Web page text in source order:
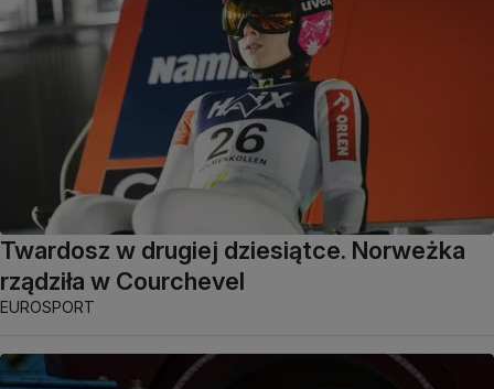
Twardosz w drugiej dziesiątce. Norweżka
rządziła w Courchevel
EUROSPORT